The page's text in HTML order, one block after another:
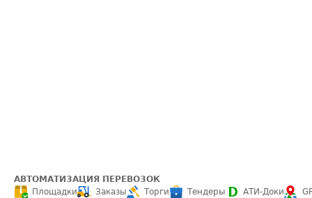
АВТОМАТИЗАЦИЯ ПЕРЕВОЗОК
Площадки
Заказы Торги Тендеры АТИ-Доки